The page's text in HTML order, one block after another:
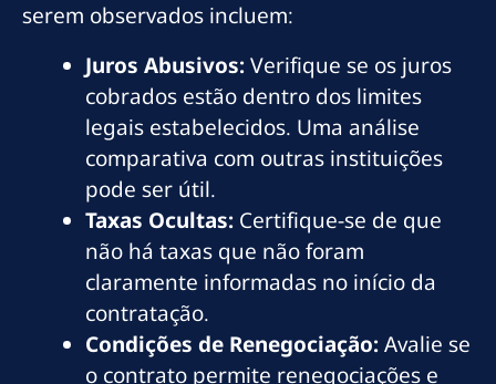
serem observados incluem:
Juros Abusivos:Verifique se os juros
cobrados estão dentro dos limites
legais estabelecidos. Uma análise
comparativa com outras instituições
pode ser útil.
Taxas Ocultas: Certifique-se de que
não há taxas que não foram
claramente informadas no início da
contratação.
Condições de Renegociação:Avalie se
o contrato permite renegociações e